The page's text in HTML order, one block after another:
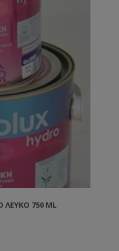
750 ML